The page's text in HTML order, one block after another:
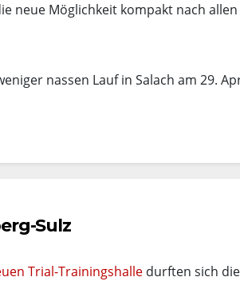
neue Möglichkeit kompakt nach
nassen Lauf in Salach am 29.
Sulz
Trial-Trainingshalle durften sich